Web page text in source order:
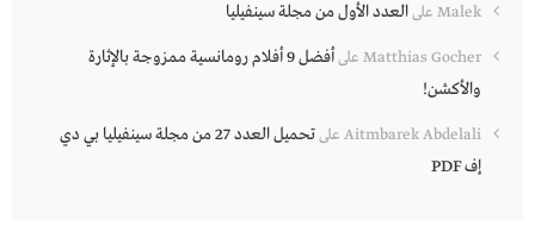
Malek علىالعدد الأول من مجلة سينفيليا
Matthias Gocher على
أفضل 9 أفلام رومانسية ممزوجة بالإثارة
والأكشن!
Aitmbarek Abdelali على
تحميل العدد 27 من مجلة سينفيليا بي دي
إف PDF